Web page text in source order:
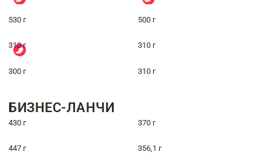
530 г 500 г
310 г 310 г
300 г 310 г
БИЗНЕС-ЛАНЧИ
430 г 370 г
447 г 356,1 г